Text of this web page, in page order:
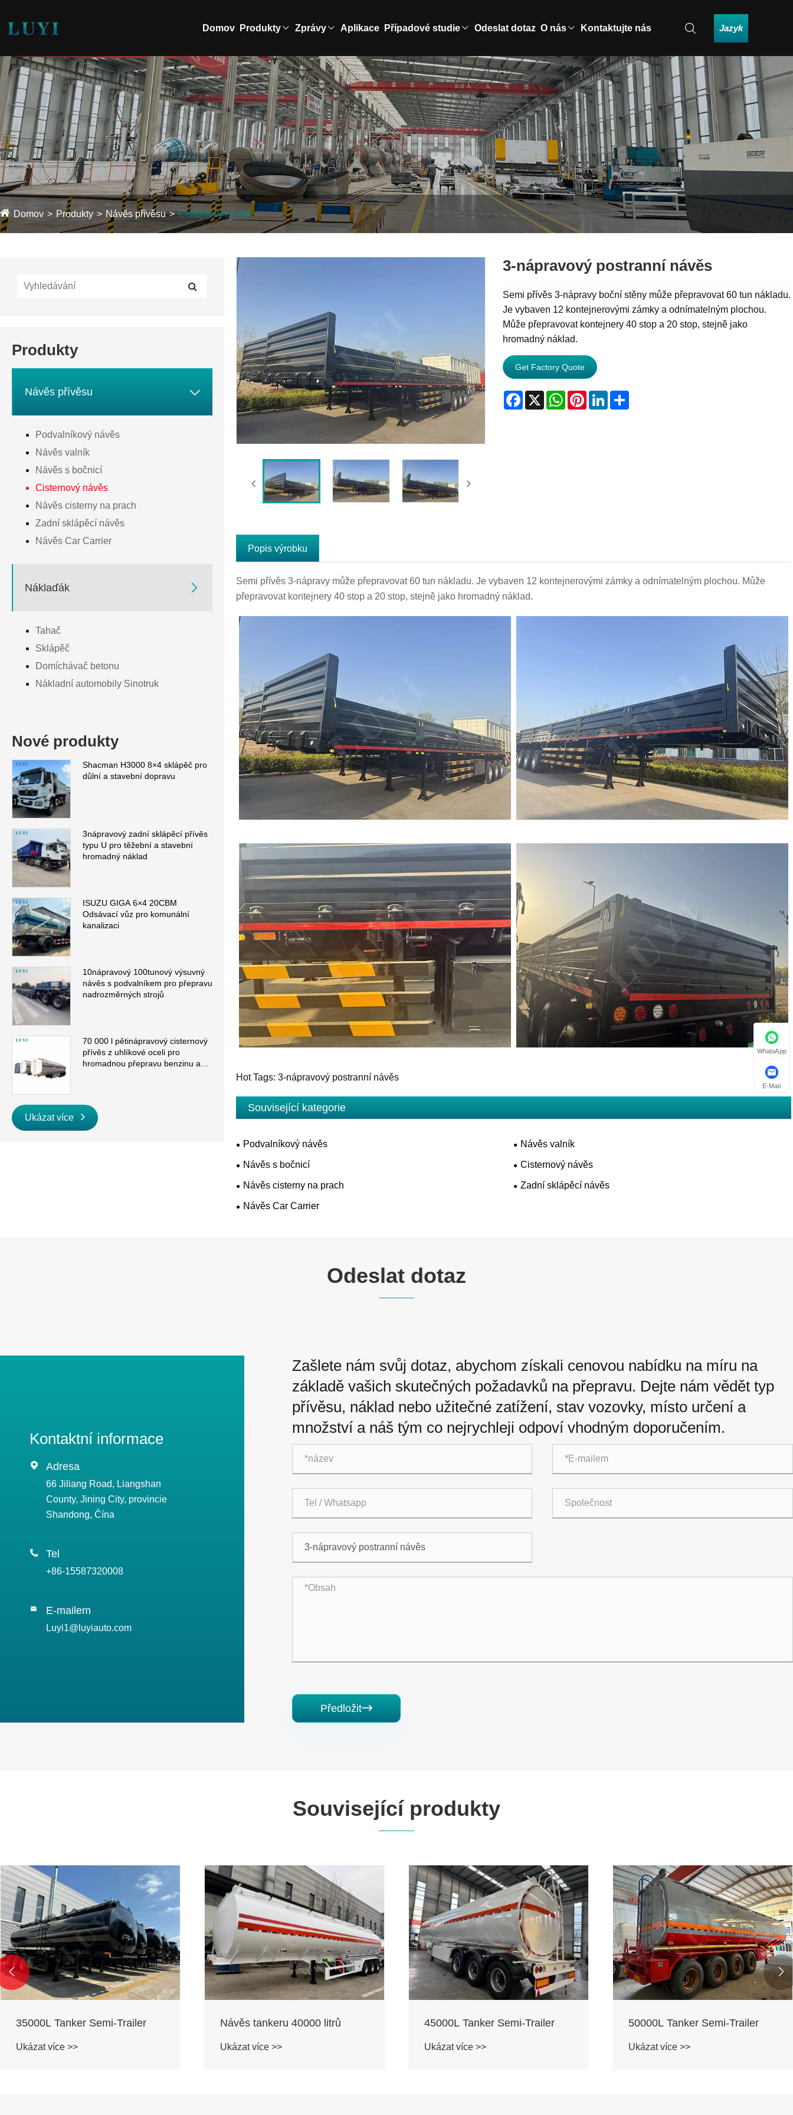
Domov Produkty Zprávy Aplikace Případové studie Odeslat dotaz O nás Kontaktujte nás Jazyk
Domov Produkty Návěs přívěsu Cisternový návěs
Produkty
Návěs přívěsu 
Podvalníkový návěs
Návěs valník
Návěs s bočnicí
Cisternový návěs
Návěs cisterny na prach
Zadní sklápěcí návěs
Návěs Car Carrier
Náklaďák 
Tahač
Sklápěč
Domíchávač betonu
Nákladní automobily Sinotruk
Nové produkty
Shacman H3000 8×4 sklápěč pro
důlní a stavební dopravu
3nápravový zadní sklápěcí přívěs
typu U pro těžební a stavební
hromadný náklad
ISUZU GIGA 6×4 20CBM
Odsávací vůz pro komunální
kanalizaci
10nápravový 100tunový výsuvný
návěs s podvalníkem pro přepravu
nadrozměrných strojů
70 000 l pětinápravový cisternový
přívěs z uhlíkové oceli pro
hromadnou přepravu benzinu a
Ukázat více
3-nápravový postranní návěs
Semi přívěs 3-nápravy boční stěny může přepravovat 60 tun nákladu.
Je vybaven 12 kontejnerovými zámky a odnímatelným plochou.
Může přepravovat kontejnery 40 stop a 20 stop, stejně jako
hromadný náklad.
Get Factory Quote
Facebook
X WhatsApp
PinterestLinkedInShare
Popis výrobku
Semi přívěs 3-nápravy může přepravovat 60 tun nákladu. Je vybaven 12 kontejnerovými zámky a odnímatelným plochou. Může
přepravovat kontejnery 40 stop a 20 stop, stejně jako hromadný náklad.
Hot Tags: 3-nápravový postranní návěs
Související kategorie
Podvalníkový návěs Návěs valník
Návěs s bočnicí Cisternový návěs
Návěs cisterny na prach Zadní sklápěcí návěs
Návěs Car Carrier
Odeslat dotaz
Kontaktní informace
 Adresa
66 Jiliang Road, Liangshan
County, Jining City, provincie
Shandong, Čína
 Tel
+86-15587320008
 E-mailem
Luyi1@luyiauto.com
Zašlete nám svůj dotaz, abychom získali cenovou nabídku na míru na
základě vašich skutečných požadavků na přepravu. Dejte nám vědět typ
přívěsu, náklad nebo užitečné zatížení, stav vozovky, místo určení a
množství a náš tým co nejrychleji odpoví vhodným doporučením.
Předložit
Související produkty
Návěs tankeru 40000 litrů
Ukázat více >>
45000L Tanker Semi-Trailer
Ukázat více >>
50000L Tanker Semi-Trailer
Ukázat více >>
3-nápravový cementový tanker
Ukázat více >>
 
WhatsApp
E-Mail